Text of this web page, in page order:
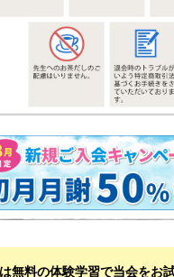
無料の体験学習で当会をお